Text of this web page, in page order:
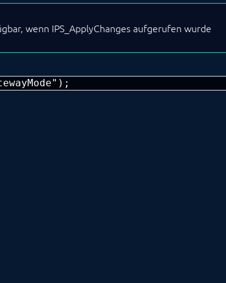
wenn IPS_ApplyChanges aufgerufen wurde